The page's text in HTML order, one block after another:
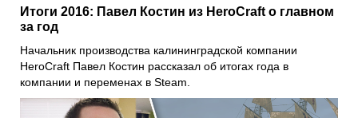
Итоги 2016: Павел Костин из HeroCraft о главном
за год
Начальник производства калининградской компании
HeroCraft Павел Костин рассказал об итогах года в
компании и переменах в Steam.